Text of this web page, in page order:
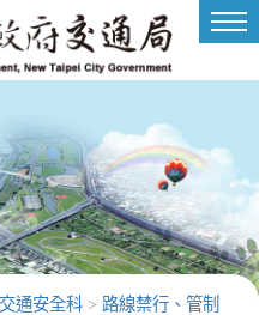
交通安全科 > 路線禁行、管制